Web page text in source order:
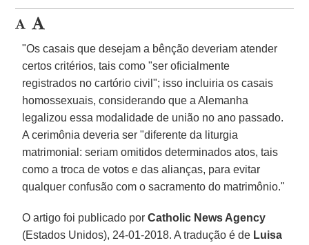
"Os casais que desejam a bênção deveriam atender
certos critérios, tais como "ser oficialmente
registrados no cartório civil"; isso incluiria os casais
homossexuais, considerando que a Alemanha
legalizou essa modalidade de união no ano passado.
A cerimônia deveria ser "diferente da liturgia
matrimonial: seriam omitidos determinados atos, tais
como a troca de votos e das alianças, para evitar
qualquer confusão com o sacramento do matrimônio."
O artigo foi publicado porCatholic News Agency
(Estados Unidos), 24-01-2018. A tradução é de Luisa